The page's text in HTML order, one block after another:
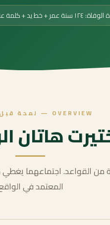
عمر + خط يد + كلمة عنصرية
OVERVIEW — لمحة قبل الدخول
هاتان
القواعد. اجتماعهما يغطي
المعتمد في